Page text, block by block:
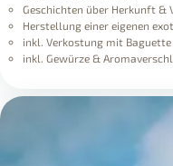
Geschichten über Herkunft &
Herstellung einer eigenen
inkl. Verkostung mit Baguette
inkl. Gewürze &